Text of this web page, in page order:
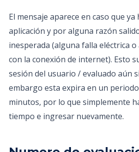
El mensaje aparece en caso que
aplicación y por alguna razón
inesperada (alguna falla eléctrica
con la conexión de internet). Esto
sesión del usuario / evaluado aún
embargo esta expira en un
minutos, por lo que simplemente
tiempo e ingresar nuevamente.